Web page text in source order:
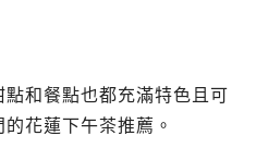
點和餐點也都充滿特色且可
花蓮下午茶推薦。